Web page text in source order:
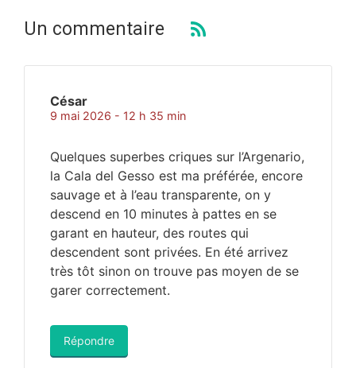
Un commentaire
César
9 mai 2026 - 12 h 35 min
Quelques superbes criques sur l’Argenario,
la Cala del Gesso est ma préférée, encore
sauvage et à l’eau transparente, on y
descend en 10 minutes à pattes en se
garant en hauteur, des routes qui
descendent sont privées. En été arrivez
très tôt sinon on trouve pas moyen de se
garer correctement.
Répondre